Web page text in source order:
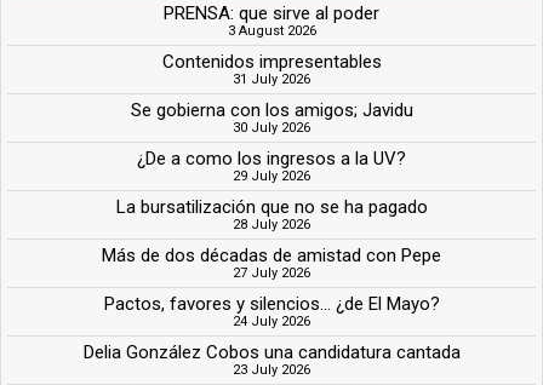
PRENSA: que sirve al poder
3 August 2026
Contenidos impresentables
31 July 2026
Se gobierna con los amigos; Javidu
30 July 2026
¿De a como los ingresos a la UV?
29 July 2026
La bursatilización que no se ha pagado
28 July 2026
Más de dos décadas de amistad con Pepe
27 July 2026
Pactos, favores y silencios... ¿de El Mayo?
24 July 2026
Delia González Cobos una candidatura cantada
23 July 2026